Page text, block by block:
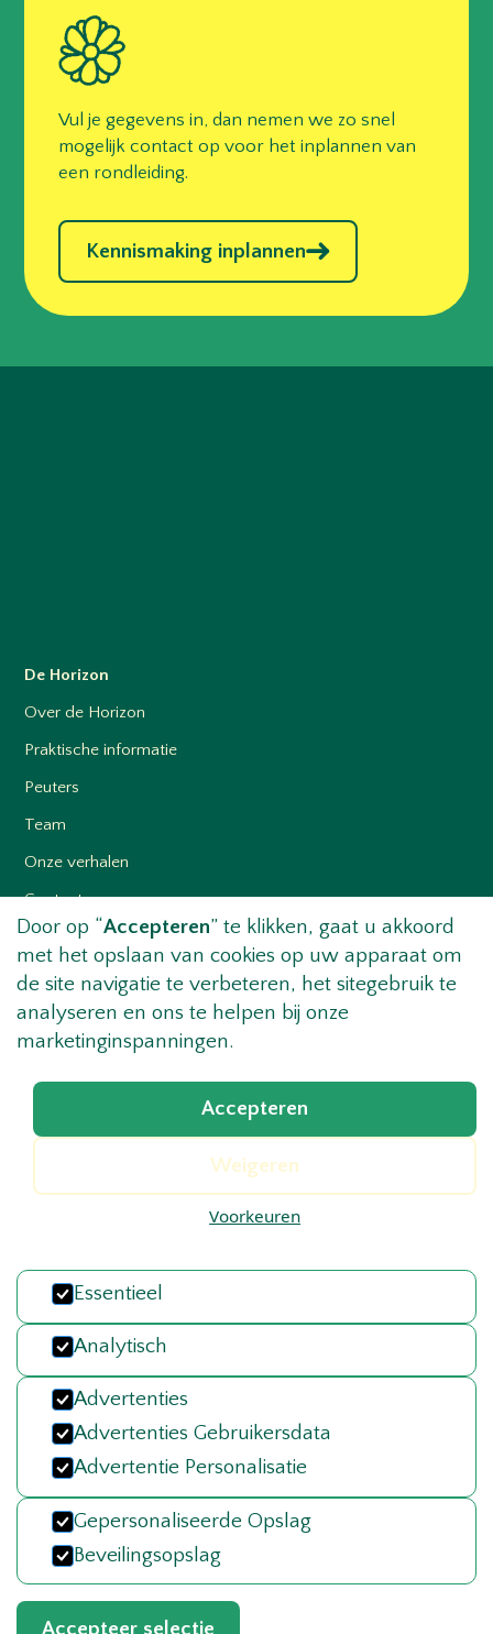
Vul je gegevens in, dan nemen we zo snel
mogelijk contact op voor het inplannen van
een rondleiding.
Kennismaking inplannen
De Horizon
Over de Horizon
Praktische informatie
Peuters
Team
Onze verhalen
Contact
Informatie
De schoolgids
010 - 4212886
Katholieke Basisschool de Horizon
Goudkruid 105
2026De Horizon . Ontwerp & realisatie door
Privacy Policy
Door op “Accepteren” te klikken, gaat u akkoord
met het opslaan van cookies op uw apparaat om
de site navigatie te verbeteren, het sitegebruik te
analyseren en ons te helpen bij onze
marketinginspanningen.
Voorkeuren
Weigeren
Accepteren
Essentieel
Analytisch
Advertenties
Advertenties Gebruikersdata
Advertentie Personalisatie
Gepersonaliseerde Opslag
Beveilingsopslag
Accepteer selectie